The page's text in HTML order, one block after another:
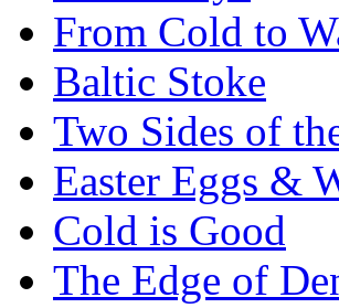
From Cold to
Baltic Stoke
Two Sides of
Easter Eggs &
Cold is Good
The Edge of